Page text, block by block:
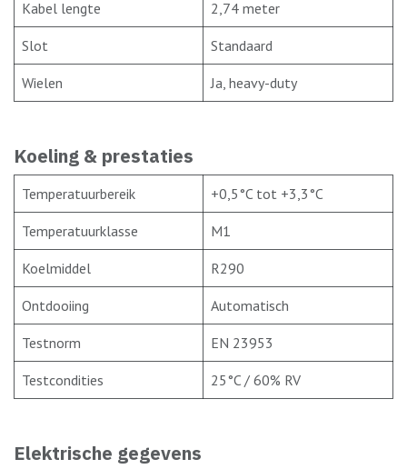
Kabel lengte 2,74 meter
Slot Standaard
Wielen Ja, heavy-duty
Koeling & prestaties
Temperatuurbereik +0,5°C tot +3,3°C
Temperatuurklasse M1
Koelmiddel R290
Ontdooiing Automatisch
Testnorm EN 23953
Testcondities 25°C / 60% RV
Elektrische gegevens